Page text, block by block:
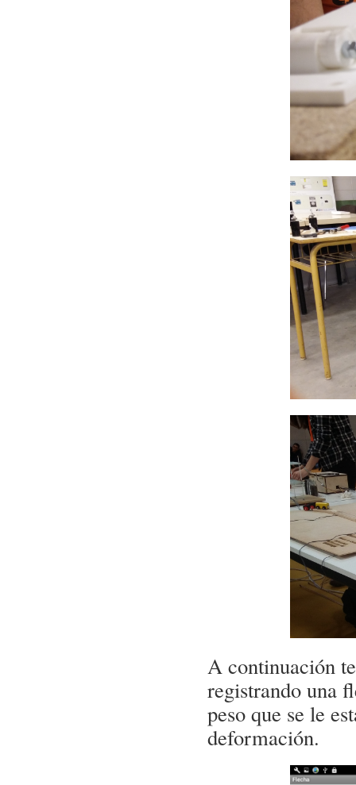
A continuación
registrando una
peso que se le
deformación.